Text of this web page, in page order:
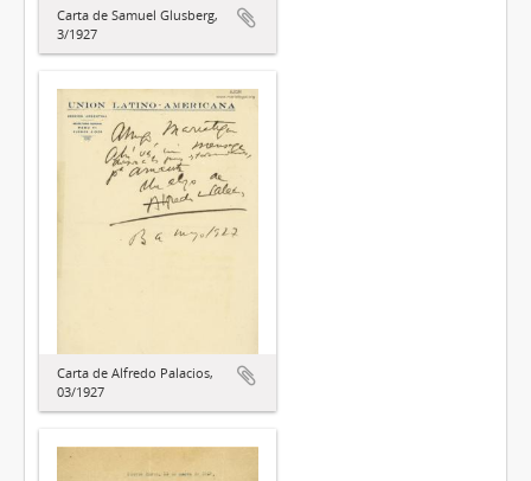
Carta de Samuel Glusberg,
3/1927
Carta de Alfredo Palacios,
03/1927